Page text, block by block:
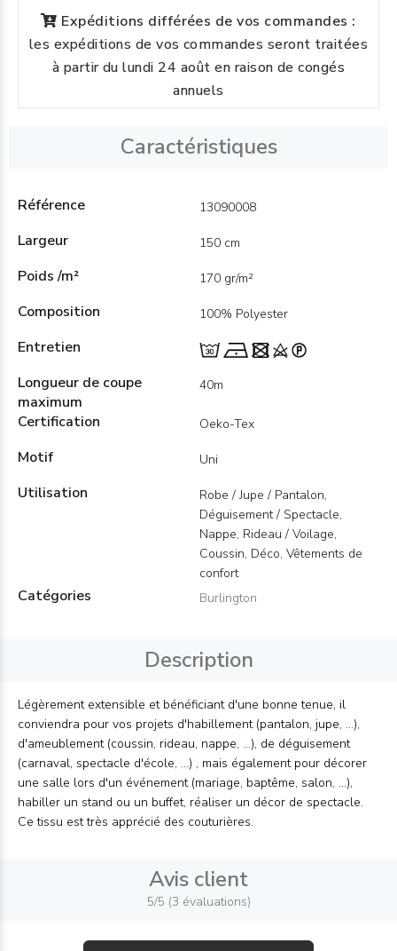
Expéditions différées de vos commandes :
les expéditions de vos commandes seront traitées
à partir du lundi 24 août en raison de congés
annuels
Caractéristiques
Référence 13090008
Largeur 150 cm
Poids /m² 170 gr/m²
Composition 100% Polyester
Entretien
Longueur de coupe
maximum
40m
Certification Oeko-Tex
Motif Uni
Utilisation
Robe / Jupe / Pantalon,
Déguisement / Spectacle,
Nappe, Rideau / Voilage,
Coussin, Déco, Vêtements de
confort
Catégories Burlington
Description
Légèrement extensible et bénéficiant d'une bonne tenue, il
conviendra pour vos projets d'habillement (pantalon, jupe, ...),
d'ameublement (coussin, rideau, nappe, ...), de déguisement
(carnaval, spectacle d'école, ...) , mais également pour décorer
une salle lors d'un événement (mariage, baptême, salon, ...),
habiller un stand ou un buffet, réaliser un décor de spectacle.
Ce tissu est très apprécié des couturières.
Avis client
5/5 (3 évaluations)